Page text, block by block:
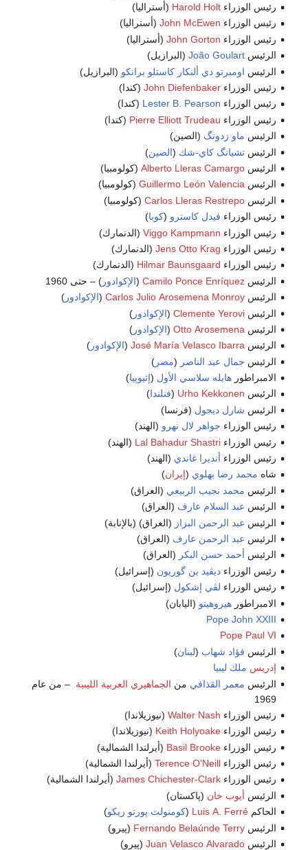
رئيس الوزراءHarold Holt (أستراليا)
رئيس الوزراء John McEwen (أستراليا)
رئيس الوزراء John Gorton (أستراليا)
الرئيسJoão Goulart (البرازيل)
الرئيس اومبرتو دي ألنكار كاستلو برانكو (البرازيل)
رئيس الوزراءJohn Diefenbaker (كندا)
رئيس الوزراء Lester B. Pearson (كندا)
رئيس الوزراء Pierre Elliott Trudeau (كندا)
الرئيس ماو زدونگ (الصين)
الرئيستشيانگ كاي-شك (الصين)
الرئيسAlberto Lleras Camargo (كولومبيا)
الرئيسGuillermo León Valencia (كولومبيا)
الرئيسCarlos Lleras Restrepo (كولومبيا)
رئيس الوزراء فيدل كاسترو (كوبا)
رئيس الوزراء Viggo Kampmann (الدنمارك)
رئيس الوزراء Jens Otto Krag (الدنمارك)
رئيس الوزراء Hilmar Baunsgaard (الدنمارك)
الرئيسCamilo Ponce Enríquez
(الإكوادور) – حتى 1960
الرئيسCarlos Julio Arosemena Monroy
(الإكوادور)
الرئيسClemente Yerovi
(الإكوادور)
الرئيس Otto Arosemena
(الإكوادور)
الرئيسJosé María Velasco Ibarra
(الإكوادور)
الرئيس جمال عبد الناصر (مصر)
الامبراطورهايله سلاسي الأول (إثيوپيا)
الرئيس Urho Kekkonen
(فنلندا)
الرئيس شارل ديجول (فرنسا)
رئيس الوزراء جواهر لال نهرو (الهند)
رئيس الوزراءLal Bahadur Shastri (الهند)
رئيس الوزراء أنديرا غاندي (الهند)
شاه محمد رضا بهلوي (إيران)
الرئيس محمد نجيب الربيعي (العراق)
الرئيس عبد السلام عارف (العراق)
الرئيس عبد الرحمن البزاز (العراق) (بالإنابة)
الرئيس عبد الرحمن عارف (العراق)
الرئيس أحمد حسن البكر (العراق)
رئيس الوزراءديڤيد بن گوريون (إسرائيل)
رئيس الوزراء لڤي إشكول (إسرائيل)
الامبراطورهيروهيتو (اليابان)
Pope John XXIII
Pope Paul VI
الرئيس فؤاد شهاب (لبنان)
إدريس ملك ليبيا
الرئيس معمر القذافي من الجماهيري العربية الليبية – من عام
1969
رئيس الوزراء Walter Nash (نيوزيلاندا)
رئيس الوزراءKeith Holyoake (نيوزيلاندا)
رئيس الوزراءBasil Brooke (أيرلندا الشمالية)
رئيس الوزراءTerence O'Neill (أيرلندا الشمالية)
رئيس الوزراءJames Chichester-Clark (أيرلندا الشمالية)
الرئيس أيوب خان (پاكستان)
الحاكمLuis A. Ferré
(كومنولث پورتو ريكو)
الرئيسFernando Belaúnde Terry (پيرو)
الرئيسJuan Velasco Alvarado (پيرو)